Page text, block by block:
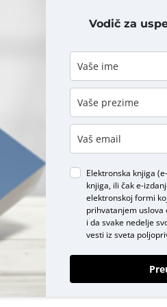
KOMENTAR
Vodič za
Elektronska knjiga
knjiga, ili čak e-
elektronskoj formi
prihvatanjem uslova
i da svake nedelje
vesti iz sveta